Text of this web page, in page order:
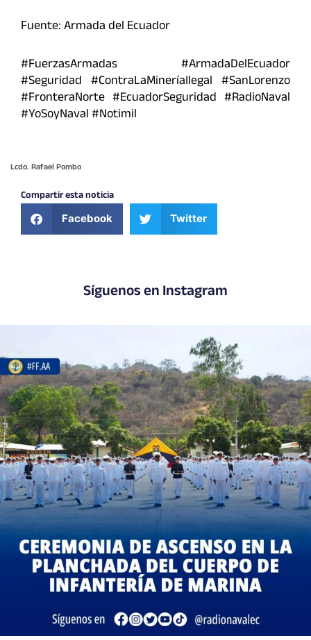
Fuente: Armada del Ecuador
#FuerzasArmadas #ArmadaDelEcuador
#Seguridad #ContraLaMineríaIlegal #SanLorenzo
#FronteraNorte #EcuadorSeguridad #RadioNaval
#YoSoyNaval #Notimil
Lcdo. Rafael Pombo
Compartir esta noticia
Facebook Twitter
Síguenos en Instagram